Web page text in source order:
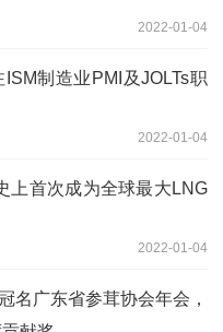
2022-01-04
制造业PMI及JOLTs职
2022-01-04
上首次成为全球最大LNG
2022-01-04
名广东省参茸协会年会，